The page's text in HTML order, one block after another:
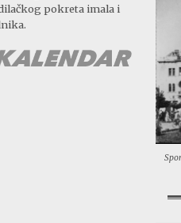
pokreta imala i